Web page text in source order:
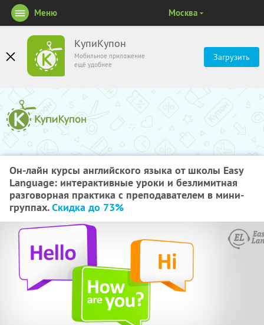
КупиКупон
Мобильное приложение
ещё удобнее
Загрузить
Меню Москва
Он-лайн курсы английского языка от школы Easy
Language: интерактивные уроки и безлимитная
разговорная практика с преподавателем в мини-
группах.Скидка до 73%